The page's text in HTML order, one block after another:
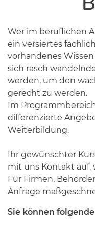
Wer im beruflichen
ein versiertes
vorhandenes
sich rasch
werden, um den
gerecht zu werden.
Im
differenzierte
Weiterbildung.
Ihr gewünschter
mit uns Kontakt auf,
Für Firmen,
Anfrage
Sie können